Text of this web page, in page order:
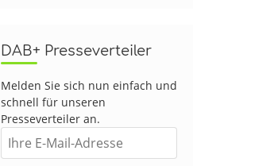
DAB+ Presseverteiler
Melden Sie sich nun einfach und
schnell für unseren
Presseverteiler an.